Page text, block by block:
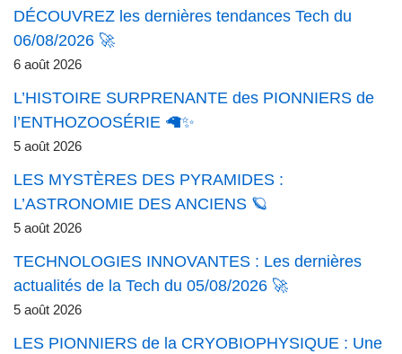
DÉCOUVREZ les dernières tendances Tech du
06/08/2026 🚀
6 août 2026
L’HISTOIRE SURPRENANTE des PIONNIERS de
l’ENTHOZOOSÉRIE 🦙✨
5 août 2026
LES MYSTÈRES DES PYRAMIDES :
L’ASTRONOMIE DES ANCIENS 🪐
5 août 2026
TECHNOLOGIES INNOVANTES : Les dernières
actualités de la Tech du 05/08/2026 🚀
5 août 2026
LES PIONNIERS de la CRYOBIOPHYSIQUE : Une